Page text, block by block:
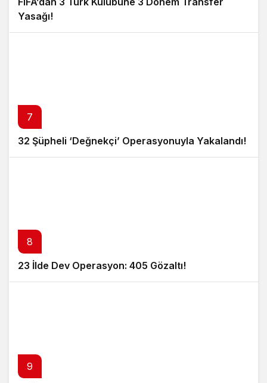
Yasağı!
7
32 Şüpheli ‘Değnekçi’ Operasyonuyla Yakalandı!
8
23 İlde Dev Operasyon: 405 Gözaltı!
9